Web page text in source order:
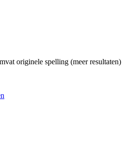
originele spelling (meer resultaten)